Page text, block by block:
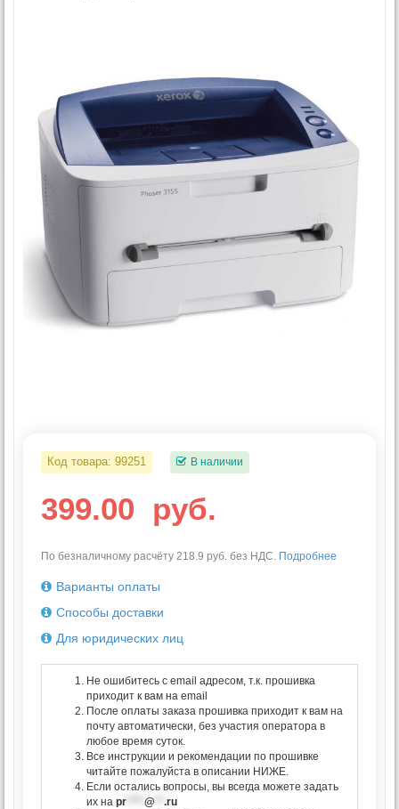
Код товара: 99251 В наличии
399.00 руб.
По безналичному расчёту 218.9 руб. без НДС. Подробнее
Варианты оплаты
Способы доставки
Для юридических лиц
Не ошибитесь с email адресом, т.к. прошивка
приходит к вам на email
После оплаты заказа прошивка приходит к вам на
почту автоматически, без участия оператора в
любое время суток.
Все инструкции и рекомендации по прошивке
читайте пожалуйста в описании НИЖЕ.
Если остались вопросы, вы всегда можете задать
их на pr @
.ru